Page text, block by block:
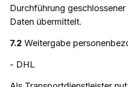
Durchführung
Daten übermittelt.
7.2 Weitergabe
- DHL